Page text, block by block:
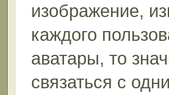
изображение,
каждого
аватары, то
связаться с